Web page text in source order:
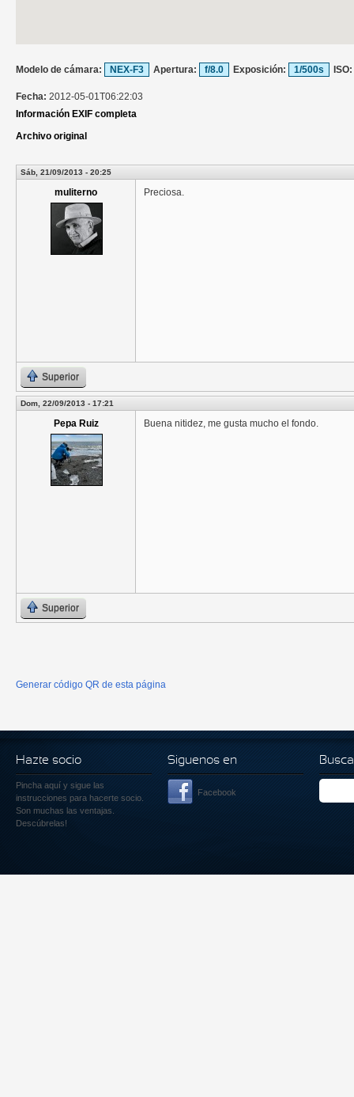
Modelo de cámara: NEX-F3 Apertura: f/8.0 Exposición: 1/500s ISO:
Fecha: 2012-05-01T06:22:03
Información EXIF completa
Archivo original
Sáb, 21/09/2013 - 20:25
muliterno Preciosa.
Superior
Dom, 22/09/2013 - 17:21
Pepa Ruiz Buena nitidez, me gusta mucho el fondo.
Superior
Generar código QR de esta página
Hazte socio
Pincha aquí y sigue las
instrucciones para hacerte socio.
Son muchas las ventajas.
Descúbrelas!
Siguenos en
Facebook